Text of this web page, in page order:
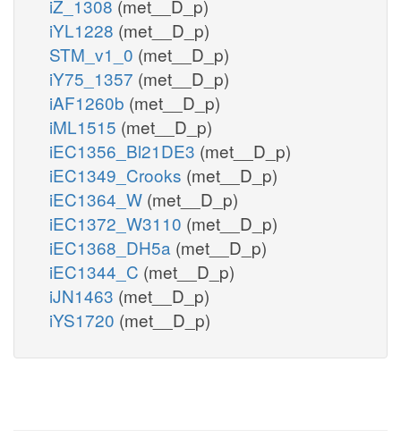
iZ_1308 (met__D_p)
iYL1228 (met__D_p)
STM_v1_0 (met__D_p)
iY75_1357 (met__D_p)
iAF1260b (met__D_p)
iML1515 (met__D_p)
iEC1356_Bl21DE3 (met__D_p)
iEC1349_Crooks (met__D_p)
iEC1364_W (met__D_p)
iEC1372_W3110 (met__D_p)
iEC1368_DH5a (met__D_p)
iEC1344_C (met__D_p)
iJN1463 (met__D_p)
iYS1720 (met__D_p)